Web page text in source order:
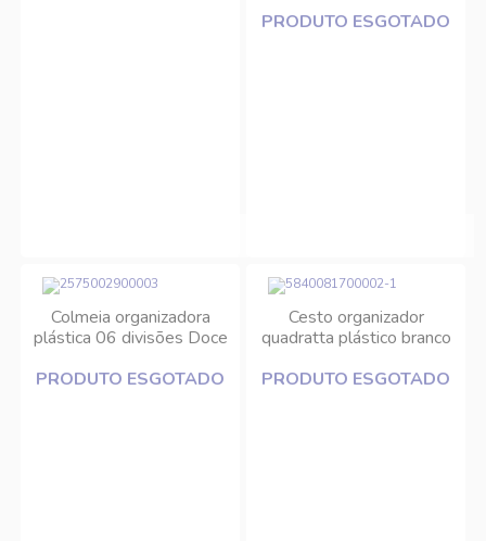
PRODUTO ESGOTADO
Colmeia organizadora
plástica 06 divisões Doce
PRODUTO ESGOTADO
Cesto organizador
quadratta plástico branco
PRODUTO ESGOTADO